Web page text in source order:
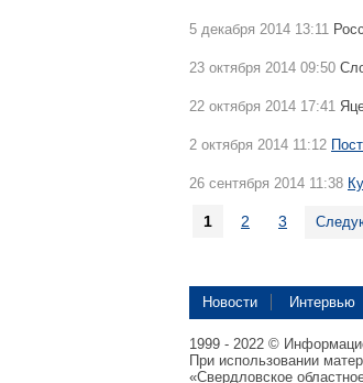
5 декабря 2014 13:11
23 октября 2014 09:50
22 октября 2014 17:41
2 октября 2014 11:12
26 сентября 2014 11:38
1 2 3
Новости Интервью
1999 - 2022 ©
При использовании
«Свердловское